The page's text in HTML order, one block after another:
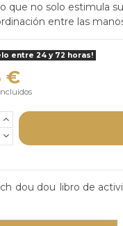
que no solo estimula
entre las
entre 24 y 72 horas!
€
dou dou libro de